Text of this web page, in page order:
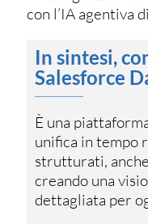
con l’IA agentiva di
In sintesi,
Salesforce
È una
unifica in tempo
strutturati,
creando una
dettagliata per